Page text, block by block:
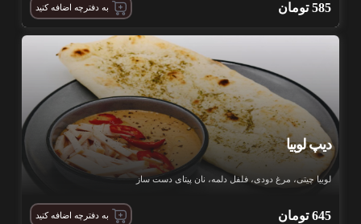
585 تومان به دفترچه اضافه کنید
دیپ لوبیا
لوبیا چیتی، مرغ دودی، فلفل دلمه، نان پیتای دست ساز
645 تومان به دفترچه اضافه کنید